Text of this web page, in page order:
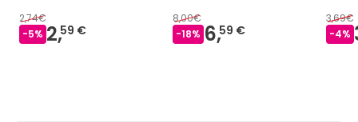
2,74€
-5% 2,59 €
8,00€
-18% 6,59 €
3,69€
-4%